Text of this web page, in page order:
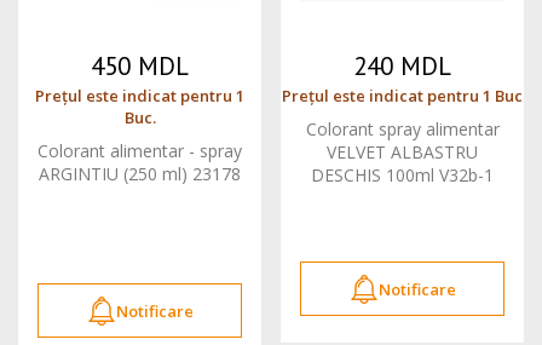
450 MDL
Prețul este indicat pentru 1
Buc.
Colorant alimentar - spray
ARGINTIU (250 ml) 23178
Notificare
240 MDL
Prețul este indicat pentru 1 Buc
Colorant spray alimentar
VELVET ALBASTRU
DESCHIS 100ml V32b-1
Notificare